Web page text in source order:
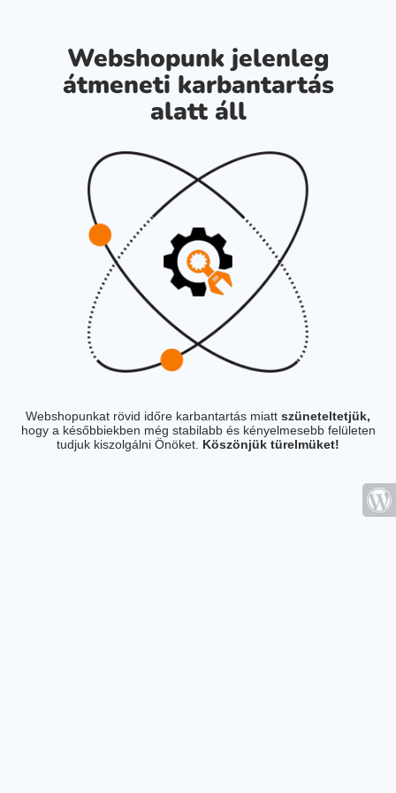
Webshopunk jelenleg
átmeneti karbantartás
alatt áll
Webshopunkat rövid időre karbantartás miatt szüneteltetjük,
hogy a későbbiekben még stabilabb és kényelmesebb felületen
tudjuk kiszolgálni Önöket. Köszönjük türelmüket!